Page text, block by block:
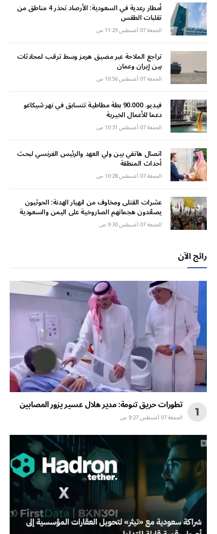
أمطار رعدية في السعودية: الأرصاد تحذر 4 مناطق من
تقلبات الطقس
الجمعة 07 أغسطس 11:29 ص
تراجع الملاحة عبر مضيق هرمز وسط ترقب لمحادثات
بين إيران وعمان
الجمعة 07 أغسطس 10:56 ص
فيديو. 90.000 بطة مطاطية تتسابق في نهر شيكاغو
دعما للأعمال الخيرية
الجمعة 07 أغسطس 10:31 ص
اتصال هاتفي بين ولي العهد والرئيس الفرنسي لبحث
أحداث المنطقة
الجمعة 07 أغسطس 10:28 ص
عشرات القتلى ومخاوف من انهيار الهدنة: الحوثيون
يصعّدون هجماتهم الصاروخية على اليمن والسعودية
الجمعة 07 أغسطس 9:30 ص
رائج الآن
تطورات حريق تنومة: مدير هلال عسير يزور المصابين
الجمعة 07 أغسطس 9:27 ص